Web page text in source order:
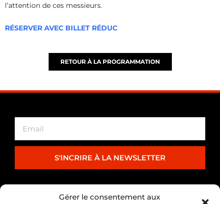
Gérer le consentement aux
l’attention de ces messieurs.
RÉSERVER AVEC BILLET RÉDUC
RETOUR À LA PROGRAMMATION
S'INCRIRE À LA NEWSLETTER
PARTENARIAT